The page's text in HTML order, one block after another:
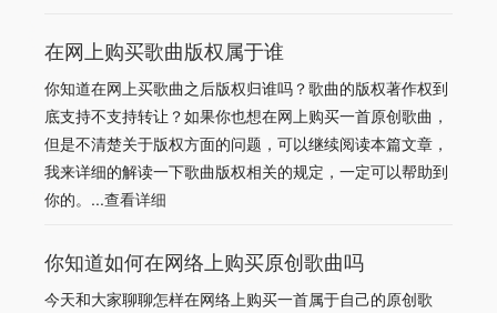
在网上购买歌曲版权属于谁
你知道在网上买歌曲之后版权归谁吗？歌曲的版权著作权到
底支持不支持转让？如果你也想在网上购买一首原创歌曲，
但是不清楚关于版权方面的问题，可以继续阅读本篇文章，
我来详细的解读一下歌曲版权相关的规定，一定可以帮助到
你的。...查看详细
你知道如何在网络上购买原创歌曲吗
今天和大家聊聊怎样在网络上购买一首属于自己的原创歌